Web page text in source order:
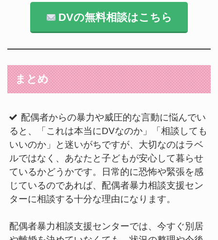
DVの無料相談はこちら
まとめ
配偶者からの暴力や威圧的な言動に悩んでい
ると、「これは本当にDVなのか」「相談しても
いいのか」と迷いがちですが、大切なのはラベ
ルではなく、あなたと子どもが安心して暮らせ
ているかどうかです。日常的に恐怖や緊張を感
じているのであれば、配偶者暴力相談支援セン
ターに相談する十分な理由になります。
配偶者暴力相談支援センターでは、今すぐ別居